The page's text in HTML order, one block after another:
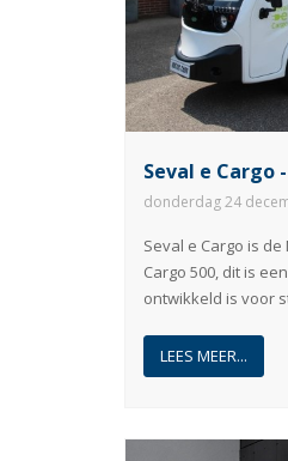
Seval e Cargo
donderdag 24
Seval e Cargo is
Cargo 500, dit is
ontwikkeld is voor
LEES MEER...